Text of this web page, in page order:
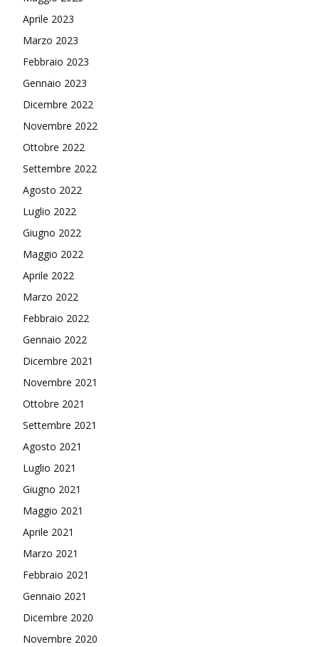
Aprile 2023
Marzo 2023
Febbraio 2023
Gennaio 2023
Dicembre 2022
Novembre 2022
Ottobre 2022
Settembre 2022
Agosto 2022
Luglio 2022
Giugno 2022
Maggio 2022
Aprile 2022
Marzo 2022
Febbraio 2022
Gennaio 2022
Dicembre 2021
Novembre 2021
Ottobre 2021
Settembre 2021
Agosto 2021
Luglio 2021
Giugno 2021
Maggio 2021
Aprile 2021
Marzo 2021
Febbraio 2021
Gennaio 2021
Dicembre 2020
Novembre 2020